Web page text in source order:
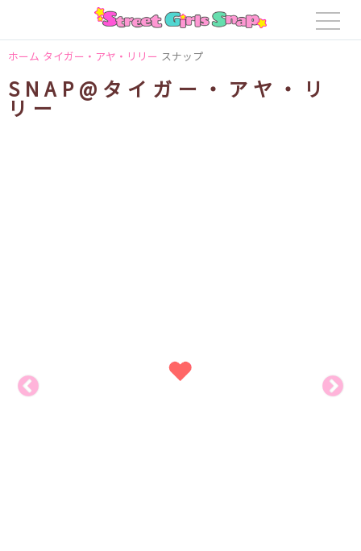
ホーム タイガー・アヤ・リリー スナップ
SNAP@タイガー・アヤ・リ
リー